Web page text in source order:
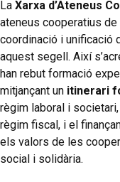
La Xarxa d’Ateneus
ateneus cooperatius
coordinació i unificació
aquest segell. Així
han rebut formació
mitjançant un itinerari
règim laboral i
règim fiscal, i el
els valors de les
social i solidària.